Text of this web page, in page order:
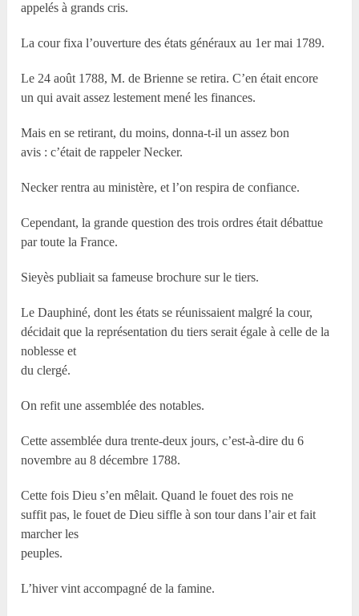
appelés à grands cris.
La cour fixa l’ouverture des états généraux au 1er mai 1789.
Le 24 août 1788, M. de Brienne se retira. C’en était encore
un qui avait assez lestement mené les finances.
Mais en se retirant, du moins, donna-t-il un assez bon
avis : c’était de rappeler Necker.
Necker rentra au ministère, et l’on respira de confiance.
Cependant, la grande question des trois ordres était débattue
par toute la France.
Sieyès publiait sa fameuse brochure sur le tiers.
Le Dauphiné, dont les états se réunissaient malgré la cour,
décidait que la représentation du tiers serait égale à celle de la
noblesse et
du clergé.
On refit une assemblée des notables.
Cette assemblée dura trente-deux jours, c’est-à-dire du 6
novembre au 8 décembre 1788.
Cette fois Dieu s’en mêlait. Quand le fouet des rois ne
suffit pas, le fouet de Dieu siffle à son tour dans l’air et fait
marcher les
peuples.
L’hiver vint accompagné de la famine.